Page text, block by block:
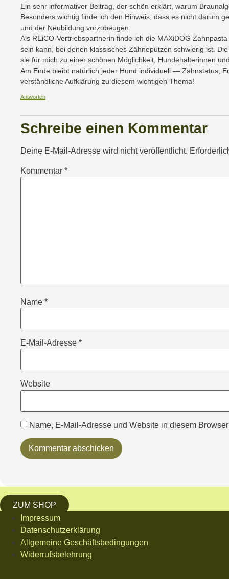
Ein sehr informativer Beitrag, der schön erklärt, warum
Besonders wichtig finde ich den Hinweis, dass es nicht darum
und der Neubildung vorzubeugen.
Als REiCO-Vertriebspartnerin finde ich die MAXiDOG
sein kann, bei denen klassisches Zähneputzen schwierig ist.
sie für mich zu einer schönen Möglichkeit, Hundehalterinnen
Am Ende bleibt natürlich jeder Hund individuell — Zahnstatus,
verständliche Aufklärung zu diesem wichtigen Thema!
Antworten
Schreibe einen Kommentar
Deine E-Mail-Adresse wird nicht veröffentlicht.
Kommentar *
Name *
E-Mail-Adresse *
Website
Name, E-Mail-Adresse und Website in diesem
ZUM SHOP
Impressum
Datenschutzerklärung
Allgemeine Geschäftsbedingungen
Widerrufsbelehrung